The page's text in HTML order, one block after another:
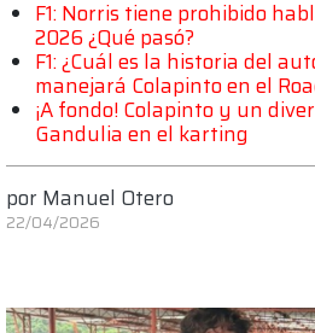
F1: Norris tiene prohibido
2026 ¿Qué pasó?
F1: ¿Cuál es la historia del
manejará Colapinto en el
¡A fondo! Colapinto y un
Gandulia en el karting
por Manuel Otero
22/04/2026